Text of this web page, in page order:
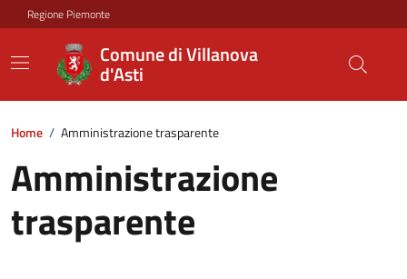
Regione Piemonte
Comune di Villanova
d'Asti
Home / Amministrazione trasparente
Amministrazione
trasparente